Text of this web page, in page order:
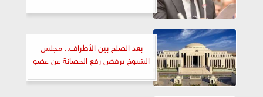
بعد الصلح بين الأطراف.. مجلس
الشيوخ يرفض رفع الحصانة عن عضو